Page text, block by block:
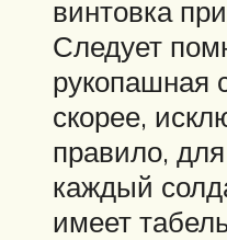
винтовка
Следует
рукопашная
скорее,
правило,
каждый
имеет